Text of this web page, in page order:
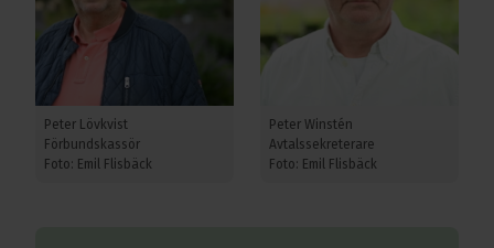
Peter Lövkvist
Förbundskassör
Foto: Emil Flisbäck
Peter Winstén
Avtalssekreterare
Foto: Emil Flisbäck